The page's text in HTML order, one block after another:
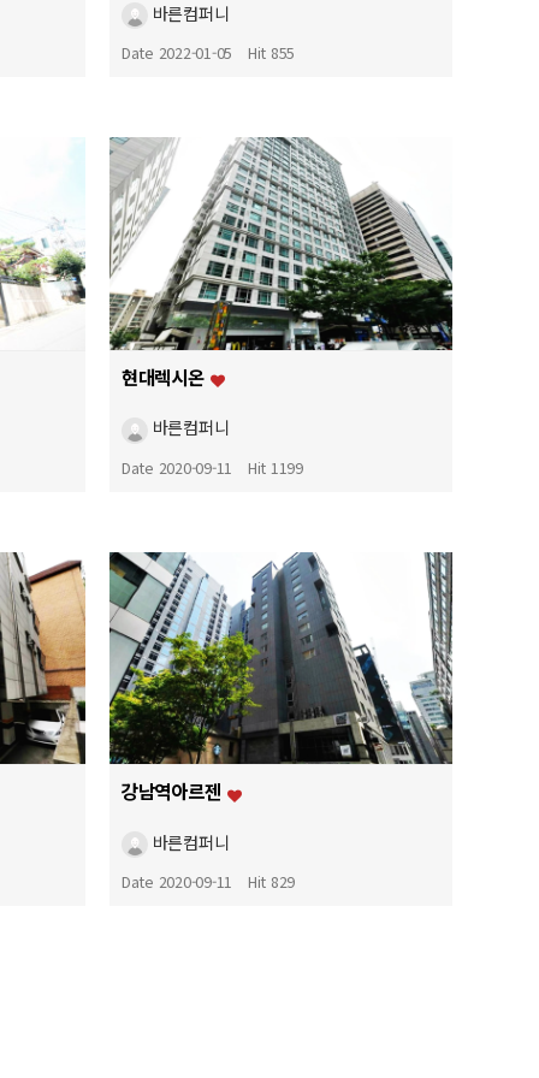
바른컴퍼니
Date 2022-01-05 Hit 855
현대렉시온
바른컴퍼니
Date 2020-09-11 Hit 1199
강남역아르젠
바른컴퍼니
Date 2020-09-11 Hit 829